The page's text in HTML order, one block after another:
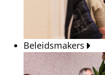
Beleidsmakers